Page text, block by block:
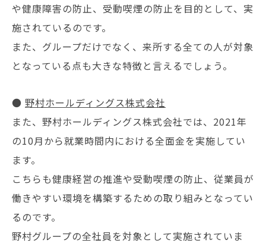
や健康障害の防止、受動喫煙の防止を目的として、実
施されているのです。
また、グループだけでなく、来所する全ての人が対象
となっている点も大きな特徴と言えるでしょう。
● 野村ホールディングス株式会社
また、野村ホールディングス株式会社では、2021年
の10月から就業時間内における全面金を実施してい
ます。
こちらも健康経営の推進や受動喫煙の防止、従業員が
働きやすい環境を構築するための取り組みとなってい
るのです。
野村グループの全社員を対象として実施されていま